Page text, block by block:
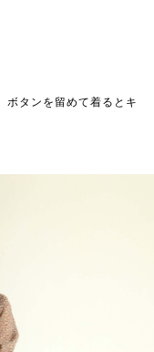
ボタンを留めて着るとキ